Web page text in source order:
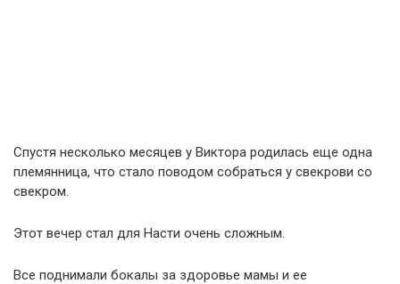
Спустя несколько месяцев у Виктора родилась еще одна
племянница, что стало поводом собраться у свекрови со
свекром.
Этот вечер стал для Насти очень сложным.
Все поднимали бокалы за здоровье мамы и ее